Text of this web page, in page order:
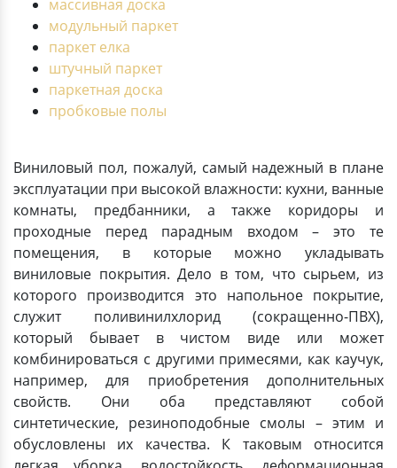
массивная доска
модульный паркет
паркет елка
штучный паркет
паркетная доска
пробковые полы
Виниловый пол, пожалуй, самый надежный в плане
эксплуатации при высокой влажности: кухни, ванные
комнаты, предбанники, а также коридоры и
проходные перед парадным входом – это те
помещения, в которые можно укладывать
виниловые покрытия. Дело в том, что сырьем, из
которого производится это напольное покрытие,
служит поливинилхлорид (сокращенно-ПВХ),
который бывает в чистом виде или может
комбинироваться с другими примесями, как каучук,
например, для приобретения дополнительных
свойств. Они оба представляют собой
синтетические, резиноподобные смолы – этим и
обусловлены их качества. К таковым относится